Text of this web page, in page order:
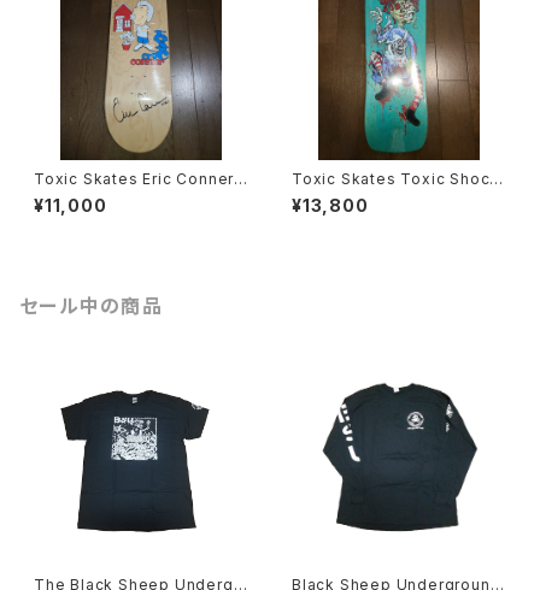
Toxic Skates Eric Conner
スケートボード デッキ サイン
入り
¥11,000
Toxic Skates Toxic Shock
スケートボード デッキ
¥13,800
セール中の商品
The Black Sheep Undergr Black Sheep Underground